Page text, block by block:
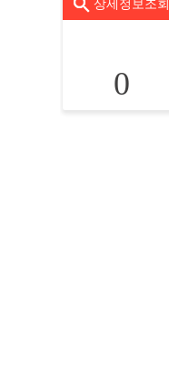
상세정보조회
0